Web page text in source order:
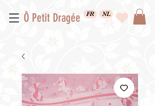
Ô Petit Dragée FR NL